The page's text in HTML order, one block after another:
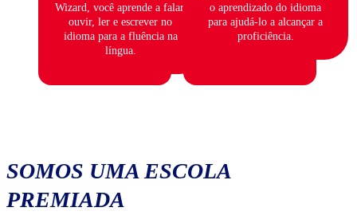
Wizard, você aprende a falar,
ouvir, ler e escrever no
idioma para a fluência na
língua.
o aprendizado do idioma
para ajudá-lo a alcançar a
proficiência.
SOMOS UMA ESCOLA
PREMIADA